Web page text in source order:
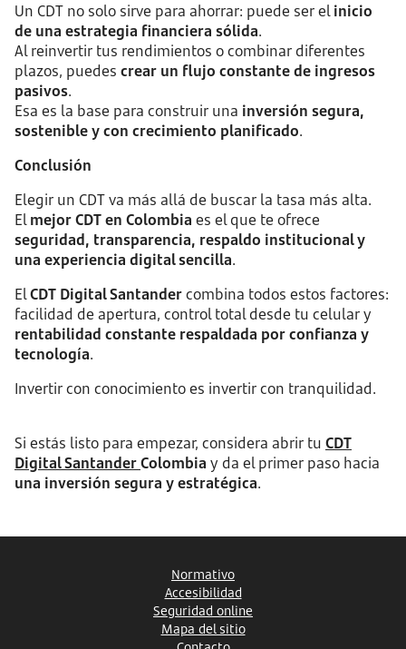
Un CDT no solo sirve para ahorrar: puede ser elinicio
de una estrategia financiera sólida.
Al reinvertir tus rendimientos o combinar diferentes
plazos, puedes crear un flujo constante de ingresos
pasivos.
Esa es la base para construir una inversión segura,
sostenible y con crecimiento planificado.
Conclusión
Elegir un CDT va más allá de buscar la tasa más alta.
Elmejor CDT en Colombia es el que te ofrece
seguridad, transparencia, respaldo institucional y
una experiencia digital sencilla.
ElCDT Digital Santandercombina todos estos factores:
facilidad de apertura, control total desde tu celular y
rentabilidad constante respaldada por confianza y
tecnología.
Invertir con conocimiento es invertir con tranquilidad.
Si estás listo para empezar, considera abrir tu CDT
Digital SantanderColombia y da el primer paso hacia
una inversión segura y estratégica.
Normativo
Accesibilidad
Seguridad online
Mapa del sitio